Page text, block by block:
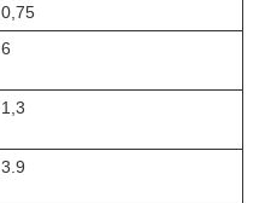
0,75
6
1,3
3.9